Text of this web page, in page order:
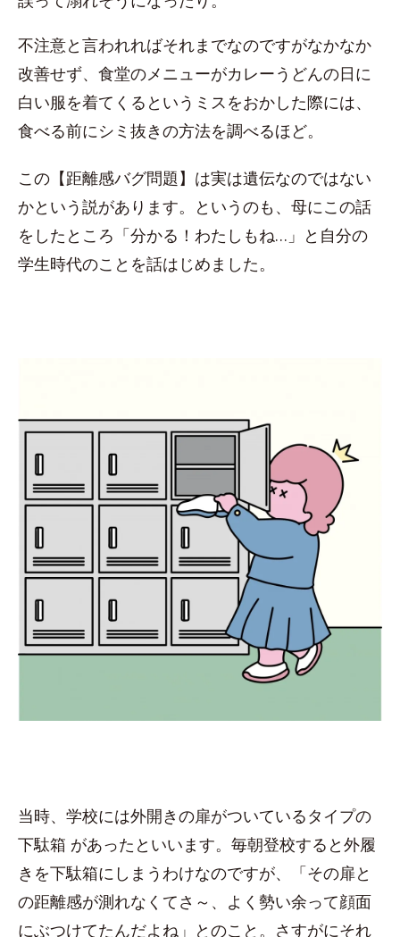
不注意と言われればそれまでなのですがなかなか
改善せず、食堂のメニューがカレーうどんの日に
白い服を着てくるというミスをおかした際には、
食べる前にシミ抜きの方法を調べるほど。
この【距離感バグ問題】は実は遺伝なのではない
かという説があります。というのも、母にこの話
をしたところ「分かる！わたしもね…」と自分の
学生時代のことを話はじめました。
当時、学校には外開きの扉がついているタイプの
下駄箱 があったといいます。毎朝登校すると外履
きを下駄箱にしまうわけなのですが、「その扉と
の距離感が測れなくてさ～、よく勢い余って顔面
にぶつけてたんだよね」とのこと。さすがにそれ